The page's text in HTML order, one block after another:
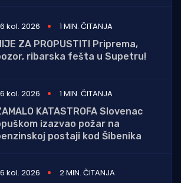
kol. 2026
1 MIN. ČITANJA
ZA PROPUSTITI Priprema,
ribarska fešta u Supetru!
kol. 2026
1 MIN. ČITANJA
KATASTROFA Slovenac
izazvao požar na
postaji kod Šibenika
kol. 2026
2 MIN. ČITANJA